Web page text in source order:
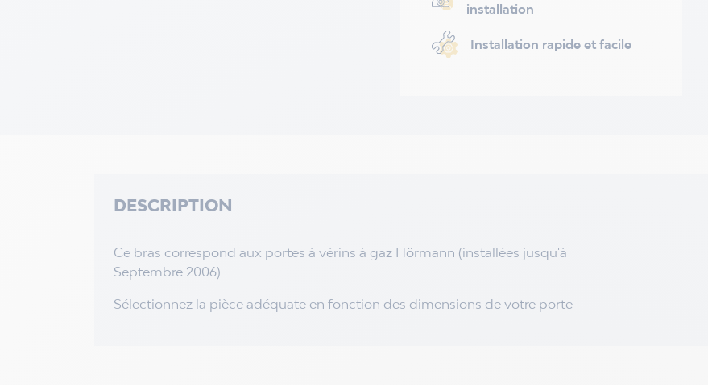
installation
Installation rapide et facile
DESCRIPTION
Ce bras correspond aux portes à vérins à gaz Hörmann (installées jusqu'à
Septembre 2006)
Sélectionnez la pièce adéquate en fonction des dimensions de votre porte